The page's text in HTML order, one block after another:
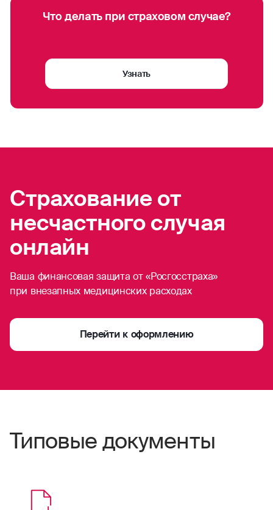
Что делать при страховом случае?
Страхование от
несчастного случая
онлайн
Ваша финансовая защита от «Росгосстраха»
при внезапных медицинских расходах
Перейти к оформлению
Типовые документы